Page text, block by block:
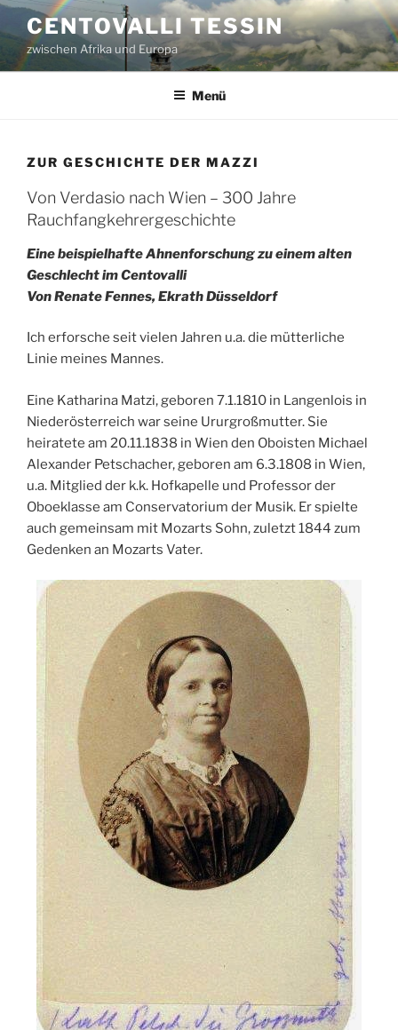
Zum
Inhalt
springen
CENTOVALLI TESSIN
zwischen Afrika und Europa
Menü
ZUR GESCHICHTE DER MAZZI
Von Verdasio nach Wien – 300 Jahre
Rauchfangkehrergeschichte
Eine beispielhafte Ahnenforschung zu einem alten
Geschlecht im Centovalli
Von Renate Fennes, Ekrath Düsseldorf
Ich erforsche seit vielen Jahren u.a. die mütterliche
Linie meines Mannes.
Eine Katharina Matzi, geboren 7.1.1810 in Langenlois in
Niederösterreich war seine Ururgroßmutter. Sie
heiratete am 20.11.1838 in Wien den Oboisten Michael
Alexander Petschacher, geboren am 6.3.1808 in Wien,
u.a. Mitglied der k.k. Hofkapelle und Professor der
Oboeklasse am Conservatorium der Musik. Er spielte
auch gemeinsam mit Mozarts Sohn, zuletzt 1844 zum
Gedenken an Mozarts Vater.